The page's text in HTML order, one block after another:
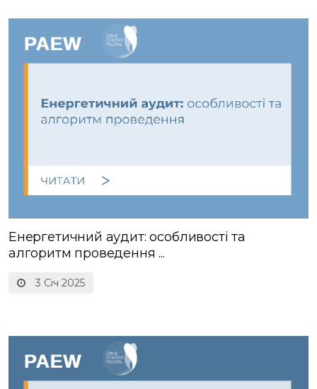
3 Січ 2025
Енергетичний аудит: особливості та
алгоритм проведення ...